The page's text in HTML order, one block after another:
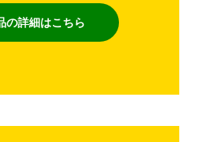
詳細はこちら